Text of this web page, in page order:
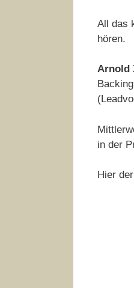
All das
hören.
Arnold
in der
Hier